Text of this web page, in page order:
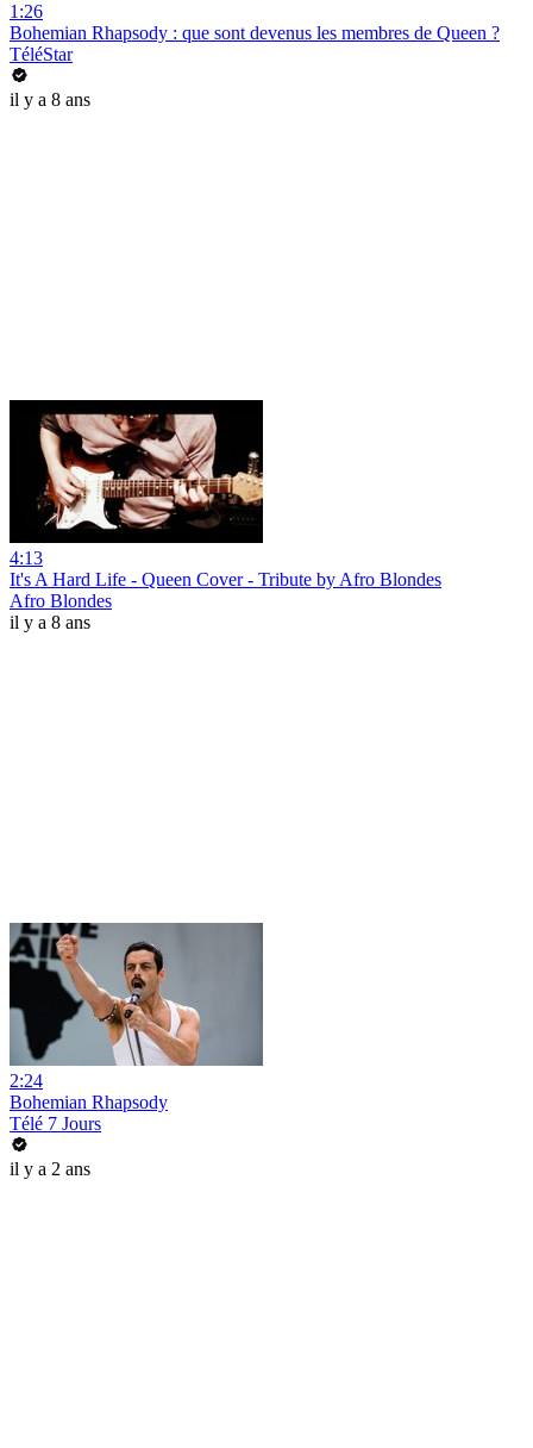
1:26
Bohemian Rhapsody : que sont devenus les membres de Queen ?
TéléStar
il y a 8 ans
4:13
It's A Hard Life - Queen Cover - Tribute by Afro Blondes
Afro Blondes
il y a 8 ans
2:24
Bohemian Rhapsody
Télé 7 Jours
il y a 2 ans